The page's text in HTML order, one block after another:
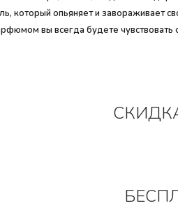
который опьяняет и завораживает
вы всегда будете